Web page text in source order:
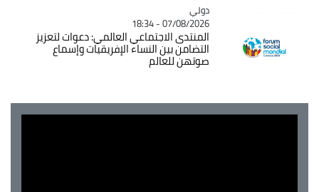
Catégorie
دولي
07/08/2026 - 18:34
المنتدى الاجتماعي العالمي: دعوات لتعزيز
التضامن بين النساء الإفريقيات وإسماع
صوتهن للعالم